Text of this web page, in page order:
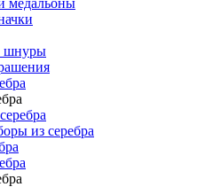
медальоны
шнуры
из серебра